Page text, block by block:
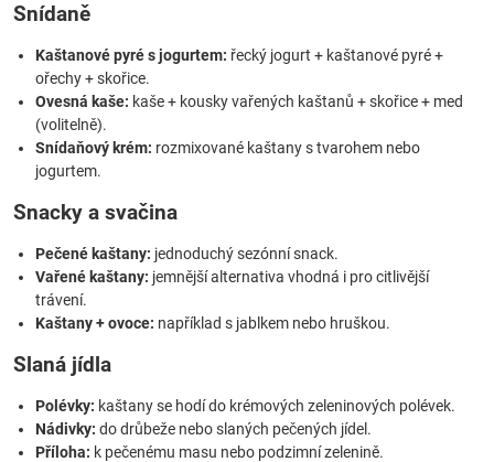
Snídaně
Kaštanové pyré s jogurtem: řecký jogurt + kaštanové pyré +
ořechy + skořice.
Ovesná kaše: kaše + kousky vařených kaštanů + skořice + med
(volitelně).
Snídaňový krém: rozmixované kaštany s tvarohem nebo
jogurtem.
Snacky a svačina
Pečené kaštany: jednoduchý sezónní snack.
Vařené kaštany: jemnější alternativa vhodná i pro citlivější
trávení.
Kaštany + ovoce: například s jablkem nebo hruškou.
Slaná jídla
Polévky: kaštany se hodí do krémových zeleninových polévek.
Nádivky: do drůbeže nebo slaných pečených jídel.
Příloha: k pečenému masu nebo podzimní zelenině.